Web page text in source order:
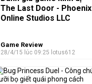
The Last Door - Phoenix
Online Studios LLC
Game Review
28/4/15 lúc 09:25 lotus612